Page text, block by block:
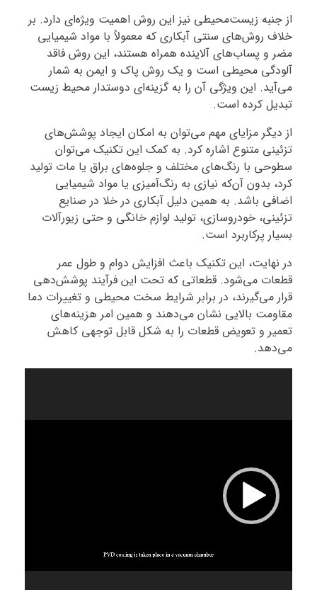
از جنبه زیست‌محیطی نیز این روش اهمیت ویژه‌ای دارد. بر
خلاف روش‌های سنتی آبکاری که معمولاً با مواد شیمیایی
مضر و پساب‌های آلاینده همراه هستند، این روش فاقد
آلودگی محیطی است و یک روش پاک و ایمن به شمار
می‌آید. این ویژگی آن را به گزینه‌ای دوستدار محیط زیست
تبدیل کرده است.
از دیگر مزایای مهم می‌توان به امکان ایجاد پوشش‌های
تزئینی متنوع اشاره کرد. به کمک این تکنیک می‌توان
سطوحی با رنگ‌های مختلف و جلوه‌های براق یا مات تولید
کرد، بدون آن‌که نیازی به رنگ‌آمیزی یا مواد شیمیایی
اضافی باشد. به همین دلیل آبکاری در خلا در صنایع
تزئینی، خودروسازی، تولید لوازم خانگی و حتی زیورآلات
بسیار پرکاربرد است.
در نهایت، این تکنیک باعث افزایش دوام و طول عمر
قطعات می‌شود. قطعاتی که تحت این فرآیند پوشش‌دهی
قرار می‌گیرند، در برابر شرایط سخت محیطی و تغییرات دما
مقاومت بالایی نشان می‌دهند و همین امر هزینه‌های
تعمیر و تعویض قطعات را به شکل قابل توجهی کاهش
می‌دهد.